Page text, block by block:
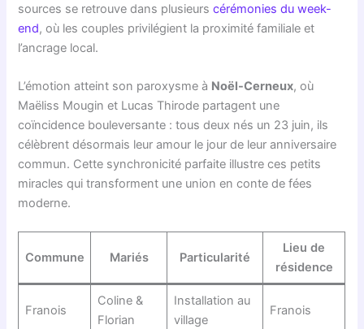
sources se retrouve dans plusieurscérémonies du week-
end, où les couples privilégient la proximité familiale et
l’ancrage local.
L’émotion atteint son paroxysme à Noël-Cerneux, où
Maëliss Mougin et Lucas Thirode partagent une
coïncidence bouleversante : tous deux nés un 23 juin, ils
célèbrent désormais leur amour le jour de leur anniversaire
commun. Cette synchronicité parfaite illustre ces petits
miracles qui transforment une union en conte de fées
moderne.
Commune Mariés Particularité
Lieu de
résidence
Franois
Coline &
Florian
Installation au
village
Franois